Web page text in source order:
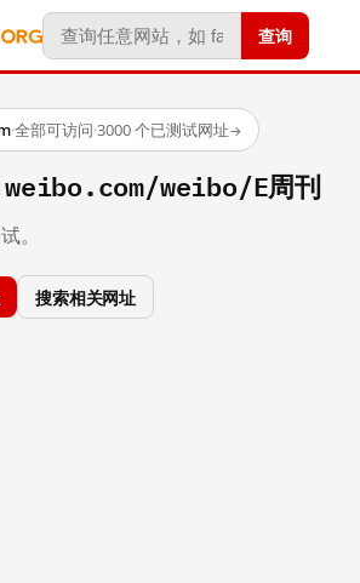
查询
·全部可访问·3000 个已测试网址→
weibo/E周刊
。
搜索相关网址